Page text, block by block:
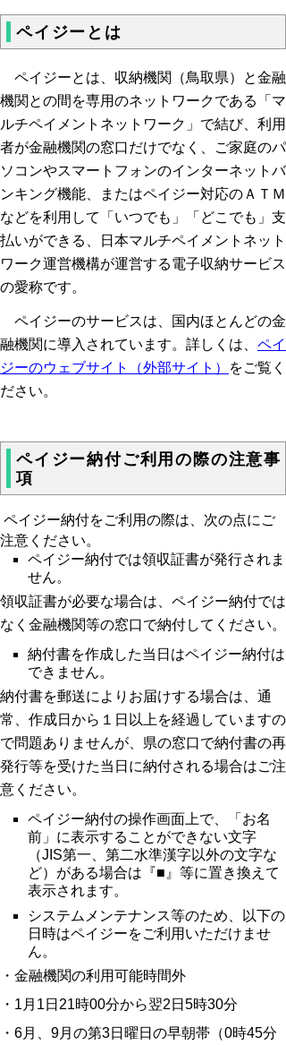
ペイジーとは
ペイジーとは、収納機関（鳥取県）と金融
機関との間を専用のネットワークである「マ
ルチペイメントネットワーク」で結び、利用
者が金融機関の窓口だけでなく、ご家庭のパ
ソコンやスマートフォンのインターネットバ
ンキング機能、またはペイジー対応のＡＴＭ
などを利用して「いつでも」「どこでも」支
払いができる、日本マルチペイメントネット
ワーク運営機構が運営する電子収納サービス
の愛称です。
ペイジーのサービスは、国内ほとんどの金
融機関に導入されています。詳しくは、 ペイ
ジーのウェブサイト（外部サイト）
をご覧く
ださい。
ペイジー納付ご利用の際の注意事
項
ペイジー納付をご利用の際は、次の点にご
注意ください。
ペイジー納付では領収証書が発行されま
せん。
領収証書が必要な場合は、ペイジー納付では
なく金融機関等の窓口で納付してください。
納付書を作成した当日はペイジー納付は
できません。
納付書を郵送によりお届けする場合は、通
常、作成日から１日以上を経過していますの
で問題ありませんが、県の窓口で納付書の再
発行等を受けた当日に納付される場合はご注
意ください。
ペイジー納付の操作画面上で、「お名
前」に表示することができない文字
（JIS第一、第二水準漢字以外の文字な
ど）がある場合は『■』等に置き換えて
表示されます。
システムメンテナンス等のため、以下の
日時はペイジーをご利用いただけませ
ん。
・金融機関の利用可能時間外
・1月1日21時00分から翌2日5時30分
・6月、9月の第3日曜日の早朝帯（0時45分